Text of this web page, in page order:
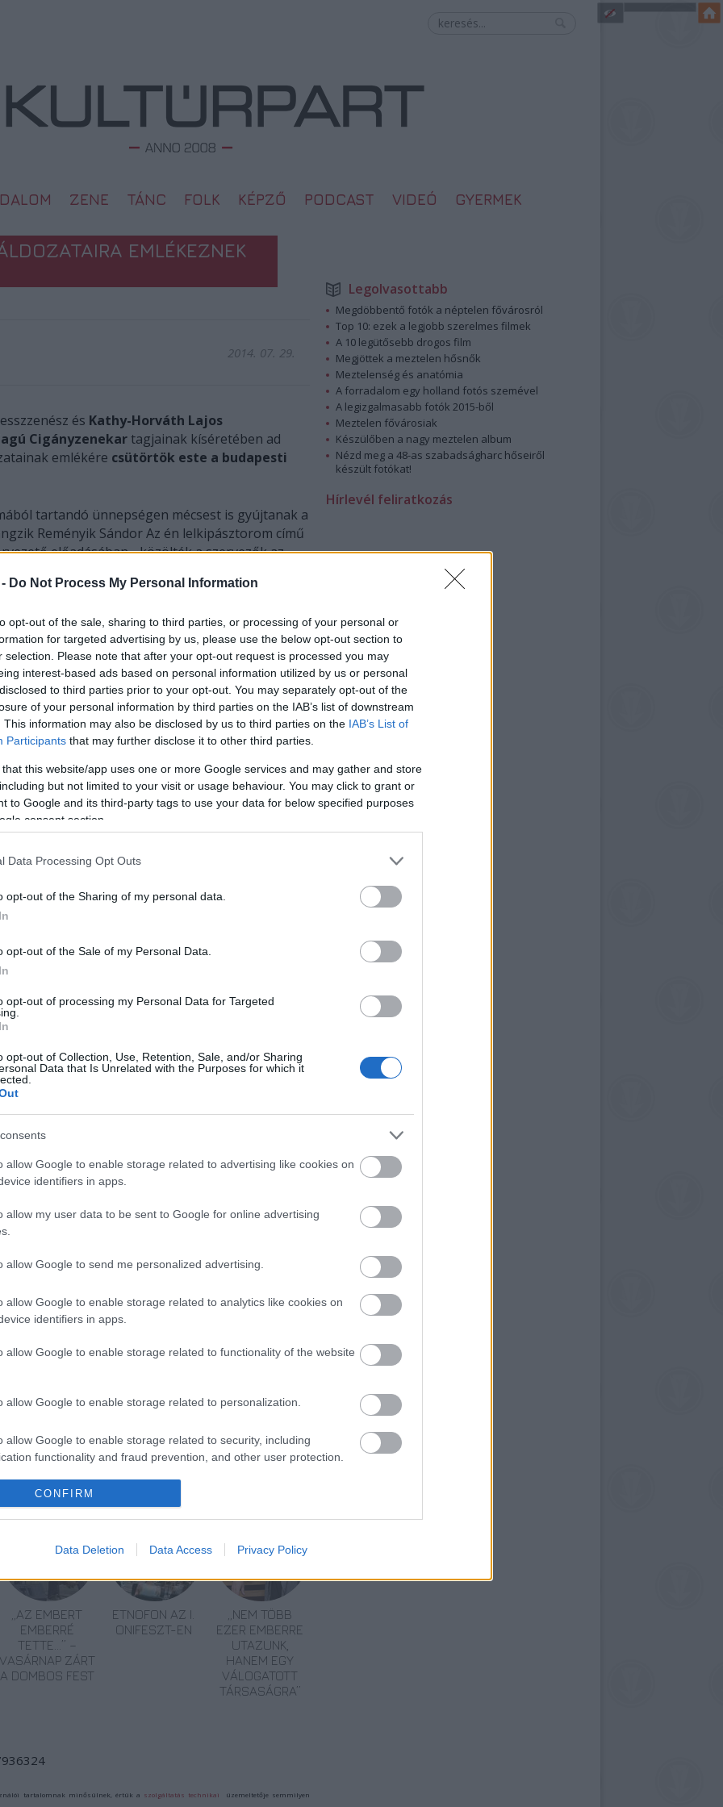
Do Not Process My Personal Information
opt-out of the sale, sharing to third parties, or processing of your personal or
for targeted advertising by us, please use the below opt-out section to
selection. Please note that after your opt-out request is processed you may
interest-based ads based on personal information utilized by us or personal
to third parties prior to your opt-out. You may separately opt-out of the
of your personal information by third parties on the IAB’s list of downstream
This information may also be disclosed by us to third parties on the IAB’s List of
Participants that may further disclose it to other third parties.
that this website/app uses one or more Google services and may gather and store
but not limited to your visit or usage behaviour. You may click to grant or
to Google and its third-party tags to use your data for below specified purposes
consent section.
Data Processing Opt Outs
opt-out of the Sharing of my personal data.
opt-out of the Sale of my Personal Data.
opt-out of processing my Personal Data for Targeted
opt-out of Collection, Use, Retention, Sale, and/or Sharing
Data that Is Unrelated with the Purposes for which it
allow Google to enable storage related to advertising like cookies on
identifiers in apps.
allow my user data to be sent to Google for online advertising
allow Google to send me personalized advertising.
allow Google to enable storage related to analytics like cookies on
identifiers in apps.
allow Google to enable storage related to functionality of the website
allow Google to enable storage related to personalization.
allow Google to enable storage related to security, including
functionality and fraud prevention, and other user protection.
CONFIRM
Data Deletion Data Access Privacy Policy
ZENE TÁNC FOLK KÉPZŐ PODCAST VIDEÓ GYERMEK
EMLÉKEZNEK
2014. 07. 29.
és Kathy-Horváth Lajos
Cigányzenekar tagjainak kíséretében ad
emlékére csütörtök este a budapesti
tartandó ünnepségen mécsest is gyújtanak a
Reményik Sándor Az én lelkipásztorom című
előadásában - közölték a szervezők az
György történész, a Holocaust Dokumentációs
elnöke, valamint Raduly József, a
Alapítvány elnöke.
része roma és zsidó gyökerű dallamokra
az áldozatokra való emlékezés adja. Az
listája című Oscar-díjas film jól ismert dallamai
óta rendezik meg a Cigány Világszövetség
arra emlékezve, hogy 1944. augusztus 3-
cigányt gyilkoltak meg az auschwitzi
több százezer cigány közül 23 ezren haltak
áldozataként.
eltérő módon és mértékben, de mindenhol
a holokauszt alatt az akkor kétmilliós európai
meg. Magyarországon 1943-tól hurcoltak
márciusi német megszállás után pedig legalább
létre, ahol több tízezer romát dolgoztattak
legalább ötezer, más becslések
esett áldozatul.
„AZ EMBERT
EMBERRÉ
TETTE…” –
VASÁRNAP ZÁRT
A DOMBOS FEST
ETNOFON AZ I.
ONIFESZT-EN
„NEM TÖBB
EZER EMBERRE
UTAZUNK,
HANEM EGY
VÁLOGATOTT
TÁRSASÁGRA”
tartalomnak minősülnek, értük a szolgáltatás technikai üzemeltetője semmilyen
Legolvasottabb
Megdöbbentő fotók a néptelen fővárosról
Top 10: ezek a legjobb szerelmes filmek
A 10 legütősebb drogos film
Megjöttek a meztelen hősnők
Meztelenség és anatómia
A forradalom egy holland fotós szemével
A legizgalmasabb fotók 2015-ből
Meztelen fővárosiak
Készülőben a nagy meztelen album
Nézd meg a 48-as szabadságharc hőseiről
készült fotókat!
Hírlevél feliratkozás